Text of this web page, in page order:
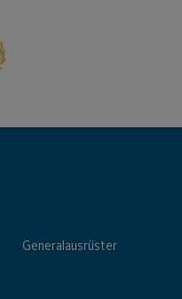
Generalausrüster